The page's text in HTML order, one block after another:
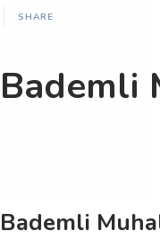
SHARE
Bademli
Bademli